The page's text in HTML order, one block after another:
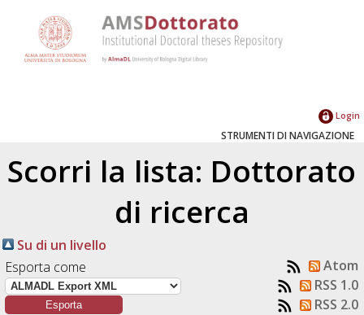
Login
STRUMENTI DI NAVIGAZIONE
Scorri la lista: Dottorato
di ricerca
Su di un livello
Esporta come
Atom
RSS 1.0
RSS 2.0